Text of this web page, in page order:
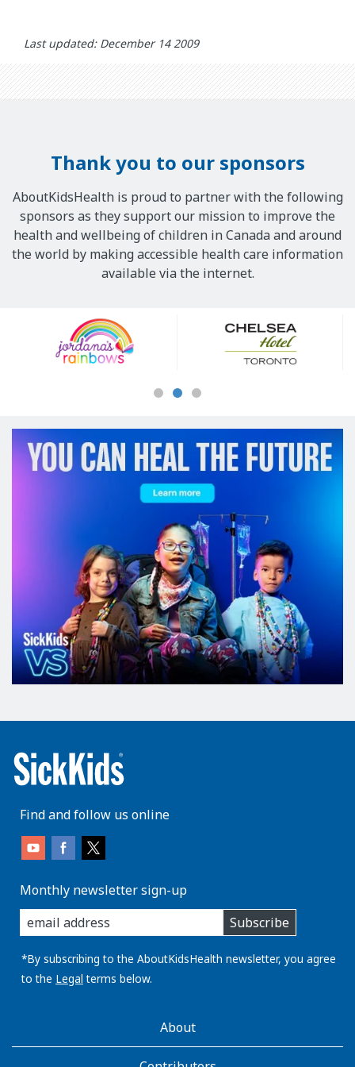
Last updated: December 14 2009
Thank you to our sponsors
AboutKidsHealth is proud to partner with the following
sponsors as they support our mission to improve the
health and wellbeing of children in Canada and around
the world by making accessible health care information
available via the internet.
Sponsors
Find and follow us online
Monthly newsletter sign-up
enter
you
email
address:
Subscribe
*By subscribing to the AboutKidsHealth newsletter, you agree
to the Legal terms below.
AboutKidsHealthAbout